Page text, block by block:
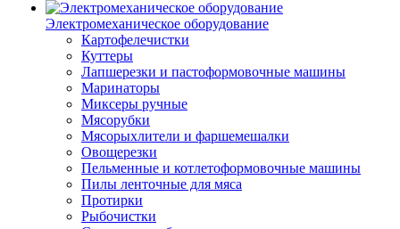
Электромеханическое оборудование
Картофелечистки
Куттеры
Лапшерезки и пастоформовочные машины
Маринаторы
Миксеры ручные
Мясорубки
Мясорыхлители и фаршемешалки
Овощерезки
Пельменные и котлетоформовочные машины
Пилы ленточные для мяса
Протирки
Рыбочистки